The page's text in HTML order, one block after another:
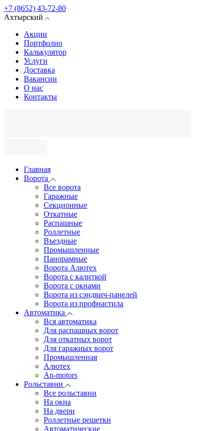
+7 (8652) 43-72-80
Ахтырский
Акции
Портфолио
Калькулятор
Услуги
Доставка
Вакансии
О нас
Контакты
Главная
Ворота
Все ворота
Гаражные
Секционные
Откатные
Распашные
Роллетные
Въездные
Промышленные
Панорамные
Ворота Алютех
Ворота с калиткой
Ворота c окнами
Ворота из сэндвич-панелей
Ворота из профнастила
Автоматика
Вся автоматика
Для распашных ворот
Для откатных ворот
Для гаражных ворот
Промышленная
Алютех
An-motors
Рольставни
Все рольставни
На окна
На двери
Роллетные решетки
Автоматические